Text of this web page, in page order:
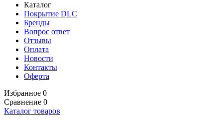
Каталог
Покрытие DLC
Бренды
Вопрос ответ
Отзывы
Оплата
Новости
Контакты
Оферта
Избранное 0
Сравнение 0
Каталог товаров